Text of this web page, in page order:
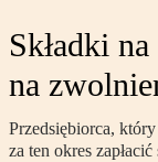
Składki
na
Przedsiębiorca,
za ten okres